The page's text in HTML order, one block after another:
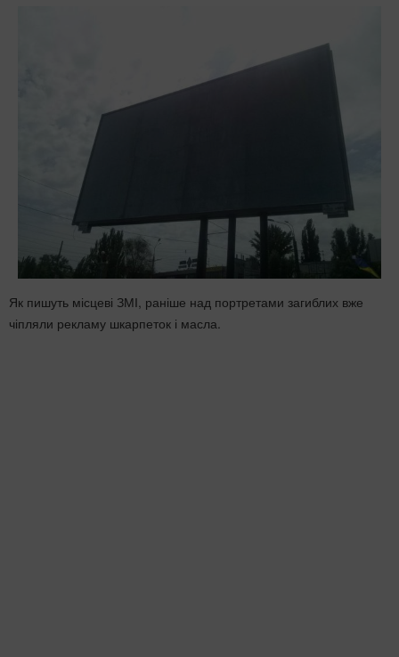
Як пишуть місцеві ЗМІ, раніше над портретами загиблих вже
чіпляли рекламу шкарпеток і масла.